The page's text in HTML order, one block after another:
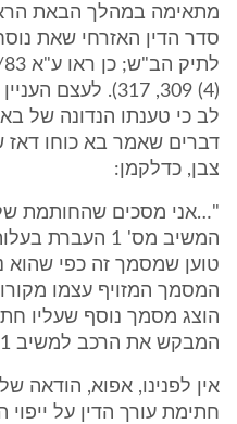
סדר הדין האזרחי שאת
(4) 309, 317).
לב כי טענתו הנדונה של
דברים שאמר בא כוחו דאז
צבן, כדלקמן:
"…אני מסכים שהחותמת
טוען שמסמך זה כפי
המסמך המזויף עצמו
הוצג מסמך נוסף שעליו
המבקש את הרכב למשיב 1…"
אין לפנינו, אפוא, הודאה
חתימת עורך הדין על